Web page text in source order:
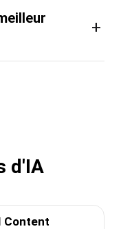
+
d'IA
Content